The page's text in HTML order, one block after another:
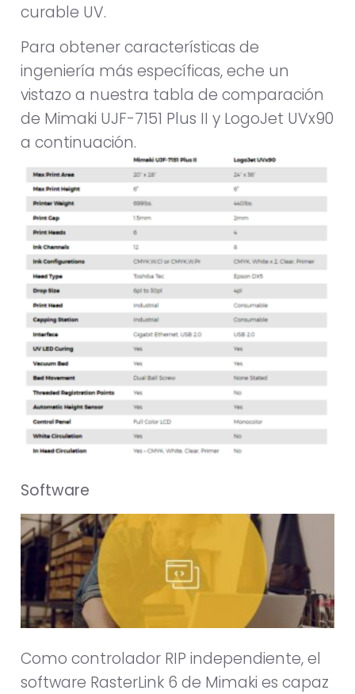
curable UV.
Para obtener características de
ingeniería más específicas, eche un
vistazo a nuestra tabla de comparación
de Mimaki UJF-7151 Plus II y LogoJet UVx90
a continuación.
Software
Como controlador RIP independiente, el
software RasterLink 6 de Mimaki es capaz